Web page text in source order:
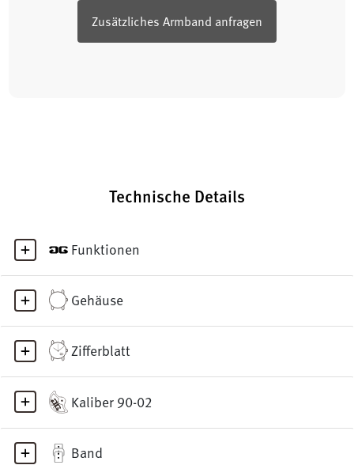
Zusätzliches Armband anfragen
Technische Details
Funktionen
Gehäuse
Zifferblatt
Kaliber 90-02
Band